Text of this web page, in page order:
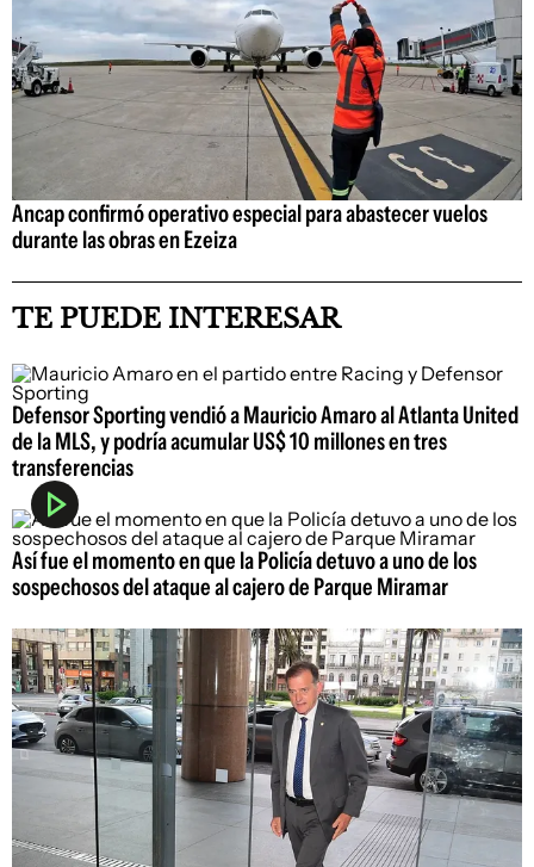
Ancap confirmó operativo especial para abastecer vuelos
durante las obras en Ezeiza
TE PUEDE INTERESAR
Defensor Sporting vendió a Mauricio Amaro al Atlanta United
de la MLS, y podría acumular US$ 10 millones en tres
transferencias
Así fue el momento en que la Policía detuvo a uno de los
sospechosos del ataque al cajero de Parque Miramar